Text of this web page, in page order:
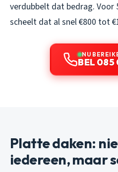
verdubbelt dat bedrag. Voor
scheelt dat al snel €800 tot
NU
BEL 085
Platte daken:
iedereen, maar